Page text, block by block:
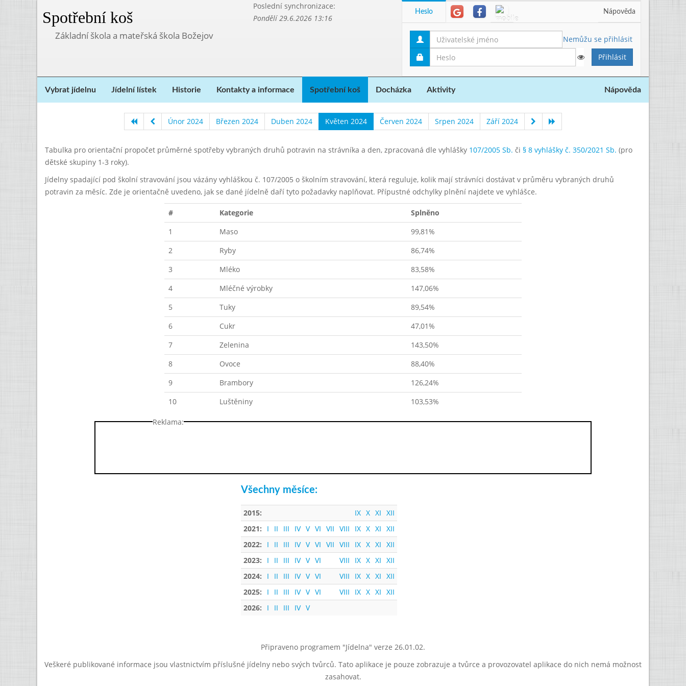
Spotřební koš
Poslední synchronizace:
Pondělí 29.6.2026 13:16
Základní škola a mateřská škola Božejov
Heslo Nápověda
Nemůžu se přihlásit
Vybrat jídelnu Jídelní lístek Historie Kontakty a informace Spotřební koš Docházka Aktivity Nápověda
Únor 2024 Březen 2024 Duben 2024 Květen 2024 Červen 2024 Srpen 2024 Září 2024
Tabulka pro orientační propočet průměrné spotřeby vybraných druhů potravin na strávníka a den, zpracovaná dle vyhlášky 107/2005 Sb. či § 8 vyhlášky č. 350/2021 Sb. (pro
dětské skupiny 1-3 roky).
Jídelny spadající pod školní stravování jsou vázány vyhláškou č. 107/2005 o školním stravování, která reguluje, kolik mají strávníci dostávat v průměru vybraných druhů
potravin za měsíc. Zde je orientačně uvedeno, jak se dané jídelně daří tyto požadavky naplňovat. Přípustné odchylky plnění najdete ve vyhlášce.
# Kategorie
Splněno
1
Maso
99,81%
2
Ryby
86,74%
3
Mléko
83,58%
4
Mléčné výrobky
147,06%
5
Tuky
89,54%
6
Cukr
47,01%
7
Zelenina
143,50%
8
Ovoce
88,40%
9
Brambory
126,24%
10
Luštěniny 103,53%
Reklama:
Všechny měsíce:
2015: IX X XI XII
2021:
I II III IV V VI VII VIII IX X XI XII
2022:
I II III IV V VI VII VIII IX X XI XII
2023:
I II III IV V VI VIII IX X XI XII
2024:
I II III IV V VI VIII IX X XI XII
2025:
I II III IV V VI VIII IX X XI XII
2026:
I II III IV V
Připraveno programem "Jídelna" verze 26.01.02.
Veškeré publikované informace jsou vlastnictvím příslušné jídelny nebo svých tvůrců. Tato aplikace je pouze zobrazuje a tvůrce a provozovatel aplikace do nich nemá možnost
zasahovat.